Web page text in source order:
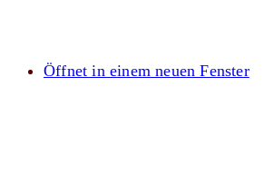
Öffnet in einem neuen Fenster